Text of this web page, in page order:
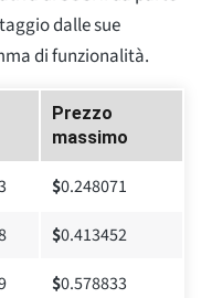
dalle sue
di funzionalità.
Prezzo
massimo
$0.248071
$0.413452
$0.578833